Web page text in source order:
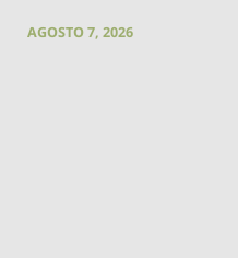
AGOSTO 7, 2026